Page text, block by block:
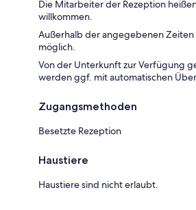
Die Mitarbeiter der Rezeption
willkommen.
Außerhalb der angegebenen Zeiten
möglich.
Von der Unterkunft zur Verfügung
werden ggf. mit automatischen
Zugangsmethoden
Besetzte Rezeption
Haustiere
Haustiere sind nicht erlaubt.